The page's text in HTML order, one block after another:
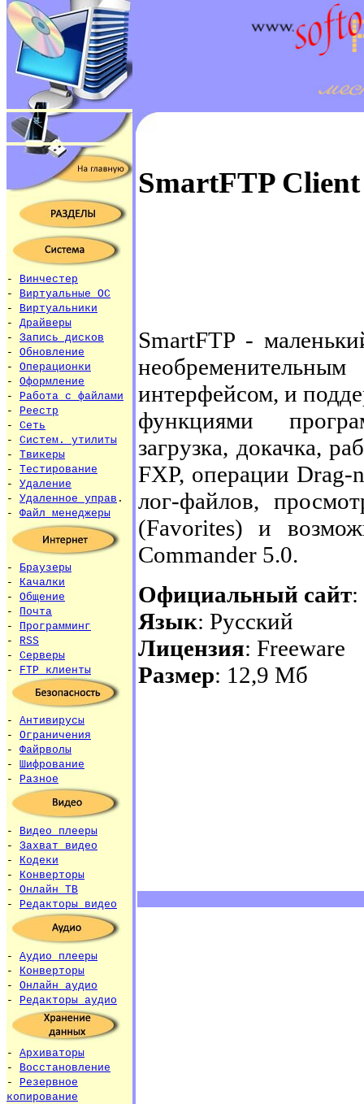
- Винчестер
- Виртуальные ОС
- Виртуальники
- Драйверы
- Запись дисков
- Обновление
- Операционки
- Оформление
- Работа с файлами
- Реестр
- Сеть
- Систем. утилиты
- Твикеры
- Тестирование
- Удаление
- Удаленное управ .
- Файл менеджеры
- Браузеры
- Качалки
- Общение
- Почта
- Программинг
- RSS
- Серверы
- FTP клиенты
- Антивирусы
- Ограничения
- Файрволы
- Шифрование
- Разное
- Видео плееры
- Захват видео
- Кодеки
- Конверторы
- Онлайн ТВ
- Редакторы видео
- Аудио плееры
- Конверторы
- Онлайн аудио
- Редакторы аудио
- Архиваторы
- Восстановление
- Резервное
копирование
SmartFTP Client
SmartFTP -
интерфейсом, и
функциями
загрузка, докачка,
FXP, операции Drag-
лог-файлов,
(Favorites) и
Commander 5.0.
Официальный сайт
Язык: Русский
Лицензия: Freeware
Размер: 12,9 Мб